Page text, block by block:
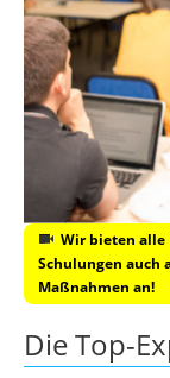
Wir bieten alle
Schulungen auch
Maßnahmen an!
Die Top-